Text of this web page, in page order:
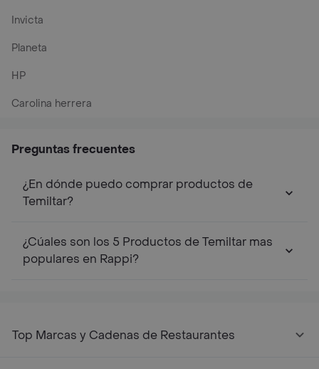
Invicta
Planeta
HP
Carolina herrera
Preguntas frecuentes
¿En dónde puedo comprar productos de
Temiltar?
¿Cúales son los 5 Productos de Temiltar mas
populares en Rappi?
Top Marcas y Cadenas de Restaurantes